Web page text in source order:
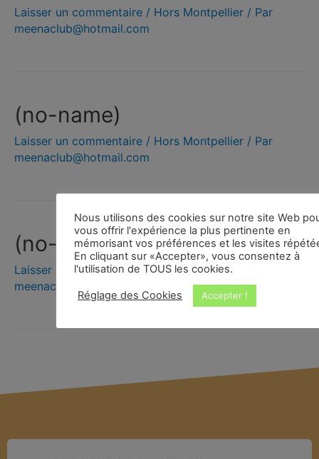
Laisser un commentaire / Hors Montpellier / Par
meenaclub@hotmail.com
(no-name)
Laisser un commentaire / Hors Montpellier / Par
meenaclub@hotmail.com
(no-name)
Laisser un commentaire /Hors Montpellier
meenaclub@hotmail.com
Nous utilisons des cookies sur notre site Web
vous offrir l'expérience la plus pertinente en
mémorisant vos préférences et les visites
En cliquant sur «Accepter», vous consentez à
l'utilisation de TOUS les cookies.
Réglage des Cookies Accepter !